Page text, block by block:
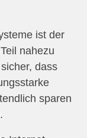
ist der
nahezu
dass
sparen